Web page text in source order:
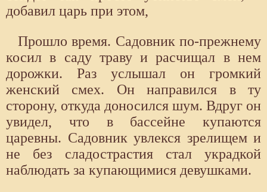
добавил царь при этом,
Прошло время. Садовник по-прежнему
косил в саду траву и расчищал в нем
дорожки. Раз услышал он громкий
женский смех. Он направился в ту
сторону, откуда доносился шум. Вдруг он
увидел, что в бассейне купаются
царевны. Садовник увлекся зрелищем и
не без сладострастия стал украдкой
наблюдать за купающимися девушками.